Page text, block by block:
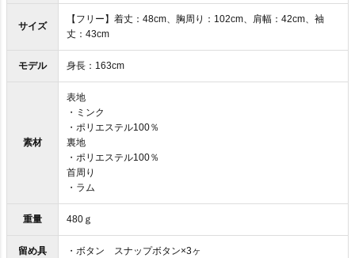
サイズ
【フリー】着丈：48cm、胸周り：102cm、肩幅：42cm、袖
丈：43cm
モデル 身長：163cm
素材
表地
・ミンク
・ポリエステル100％
裏地
・ポリエステル100％
首周り
・ラム
重量 480ｇ
留め具 ・ボタン スナップボタン×3ヶ